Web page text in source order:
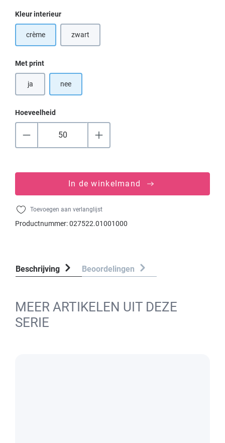
Selecteer
Kleur interieur
crème zwart(Deze optie is momenteel niet beschikbaar.)
Selecteer
Met print
ja nee
Hoeveelheid
In de winkelmand
Toevoegen aan verlanglijst
Productnummer:027522.01001000
Beschrijving Beoordelingen
MEER ARTIKELEN UIT DEZE
SERIE